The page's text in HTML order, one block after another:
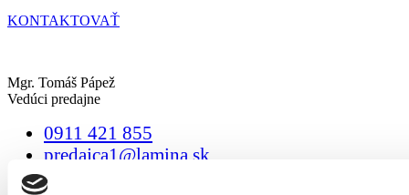
KONTAKTOVAŤ
Mgr. Tomáš Pápež
Vedúci predajne
0911 421 855
predajca1@lamina.sk